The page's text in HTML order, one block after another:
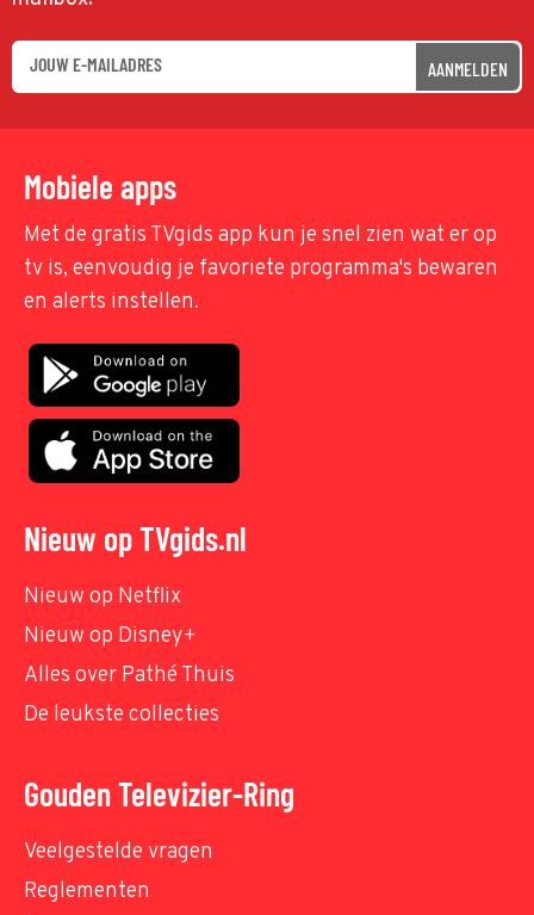
AANMELDEN
Mobiele apps
Met de gratis TVgids app kun je snel zien wat er op
tv is, eenvoudig je favoriete programma's bewaren
en alerts instellen.
Nieuw op TVgids.nl
Nieuw op Netflix
Nieuw op Disney+
Alles over Pathé Thuis
De leukste collecties
Gouden Televizier-Ring
Veelgestelde vragen
Reglementen